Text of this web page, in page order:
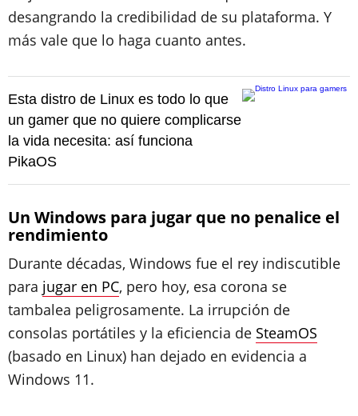
desangrando la credibilidad de su plataforma. Y
más vale que lo haga cuanto antes.
Esta distro de Linux es todo lo que
un gamer que no quiere complicarse
la vida necesita: así funciona
PikaOS
Un Windows para jugar que no penalice el
rendimiento
Durante décadas, Windows fue el rey indiscutible
para jugar en PC, pero hoy, esa corona se
tambalea peligrosamente. La irrupción de
consolas portátiles y la eficiencia de SteamOS
(basado en Linux) han dejado en evidencia a
Windows 11.